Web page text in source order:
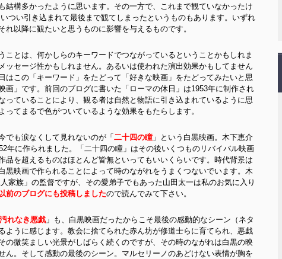
結構多かったように思います。その一方で、これまで観ていなかったけ
つい引き込まれて最後まで観てしまったというものもあります。いずれ
れ以降に観たいと思うものに影響を与えるものです。
ことは、何かしらのキーワードでつながっているということかもしれま
ッセージ性かもしれません。あるいは使われた演出効果かもしてません
はこの「キーワード」をたどって「好きな映画」をたどってみたいと思
画」です。前回のブログに書いた「ローマの休日」は1953年に制作され
っていることにより、観る者は自然と物語に引き込まれているように思
ってまるで色がついているような効果をもたらします。
でも涙なくして見れないのが「 二十四の瞳 」という白黒映画。木下恵介
年に作られました。「二十四の瞳」はその後いくつものリバイバル映画
品を超えるものはほとんど皆無といってもいいくらいです。時代背景は
黒映画で作られることによって時のながれをうまくつないでいます。木
家族」の監督ですが、その愛弟子でもあった山田太一は私のお気に入り
以前のブログにも投稿しましたので読んでみて下さい。
汚れなき悪戯 」も、白黒映画だったからこそ最後の感動的なシーン（ネタ
ように感じます。教会に捨てられた赤ん坊が修道士らに育てられ、悪戯
の微笑ましい光景がしばらく続くのですが、その時のながれは白黒の映
ん。そして感動の最後のシーン。マルセリーノのあどけない表情が胸を